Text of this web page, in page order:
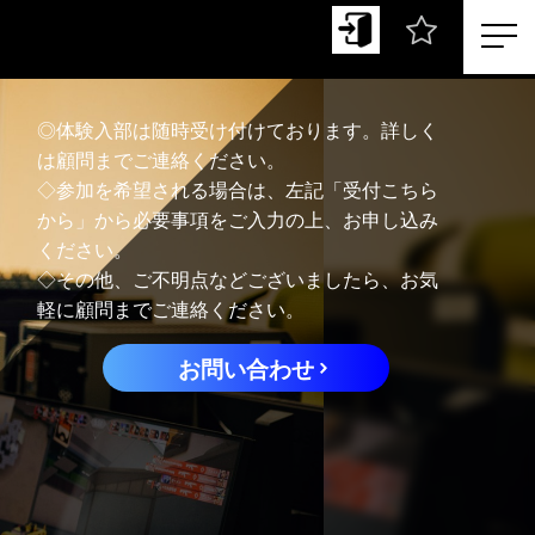
◎体験入部は随時受け付けております。詳しく
は顧問までご連絡ください。
◇参加を希望される場合は、左記「受付こちら
から」から必要事項をご入力の上、お申し込み
ください。
◇その他、ご不明点などございましたら、お気
軽に顧問までご連絡ください。
お問い合わせ